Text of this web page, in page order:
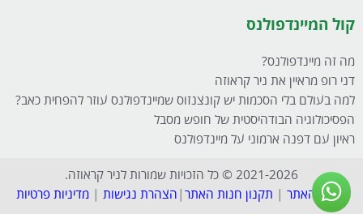
קול המיינדפולנס
מה זה מיינדפולנס?
דני רופ מראיין את ניר קראוזה
למה בעולם בלי הסכמות יש קונצנזוס שמיינדפולנס עוזר להפחית כאב?
הפסיכולוגיה הבודהיסטית של חופש מסבל
ראיון עם דפנה ארמוני על מיינדפולנס
2021-2026 © כל הזכויות שמורות לניר קראוזה.
תקנון האתר
תקנון חנות האתר הצהרת נגישות מדיניות פרטיות